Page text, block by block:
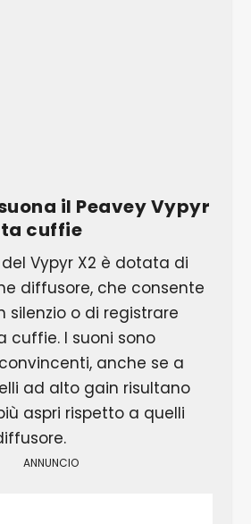
il Peavey Vypyr
cuffie
Vypyr X2 è dotata di
diffusore, che consente
silenzio o di registrare
cuffie. I suoni sono
anche se a
ad alto gain risultano
aspri rispetto a quelli
ANNUNCIO